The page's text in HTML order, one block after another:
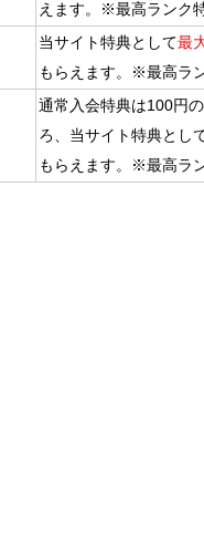
えます。※最高ランク
当サイト特典として最
もらえます。※最高ラ
通常入会特典は100円
ろ、当サイト特典とし
もらえます。※最高ラ